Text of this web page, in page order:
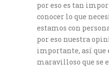
por eso es tan
conocer lo que
estamos con
por eso nuestra
importante, así que
maravilloso que se